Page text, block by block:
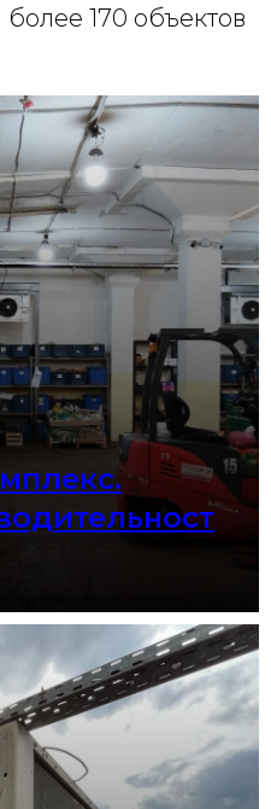
170 объектов